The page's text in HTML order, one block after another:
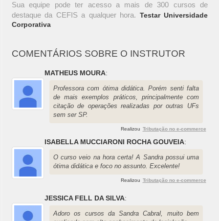
Sua equipe pode ter acesso a mais de 300 cursos de
destaque da CEFIS a qualquer hora. Testar Universidade
Corporativa
COMENTÁRIOS SOBRE O INSTRUTOR
MATHEUS MOURA:
Professora com ótima didática. Porém senti falta
de mais exemplos práticos, principalmente com
citação de operações realizadas por outras UFs
sem ser SP.
Realizou Tributação no e-commerce
ISABELLA MUCCIARONI ROCHA GOUVEIA:
O curso veio na hora certa! A Sandra possui uma
ótima didática e foco no assunto. Excelente!
Realizou Tributação no e-commerce
JESSICA FELL DA SILVA:
Adoro os cursos da Sandra Cabral, muito bem